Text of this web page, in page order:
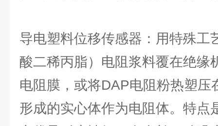
导电塑料位移传感器：用特殊工
酸二稀丙脂）电阻浆料覆在绝缘
电阻膜，或将DAP电阻粉热塑压
形成的实心体作为电阻体。特点